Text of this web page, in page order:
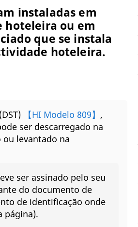
instaladas em
hoteleira ou em
que se instala
hoteleira.
【HI Modelo 809】 ,
ser descarregado na
ou levantado na
ser assinado pelo seu
do documento de
de identificação onde
página).